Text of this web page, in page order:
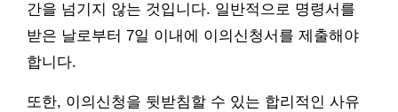
간을 넘기지 않는 것입니다. 일반적으로 명령서를
받은 날로부터 7일 이내에 이의신청서를 제출해야
합니다.
또한, 이의신청을 뒷받침할 수 있는 합리적인 사유